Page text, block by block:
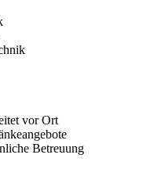
vor Ort
Betreuung